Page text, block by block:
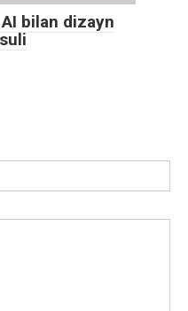
bilan dizayn